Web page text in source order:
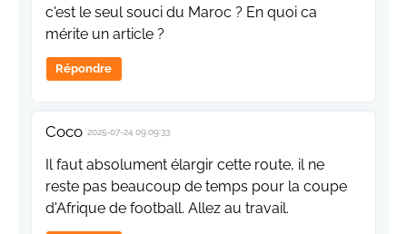
c'est le seul souci du Maroc ? En quoi ca
mérite un article ?
Répondre
Coco 2025-07-24 09:09:33
Il faut absolument élargir cette route, il ne
reste pas beaucoup de temps pour la coupe
d'Afrique de football. Allez au travail.